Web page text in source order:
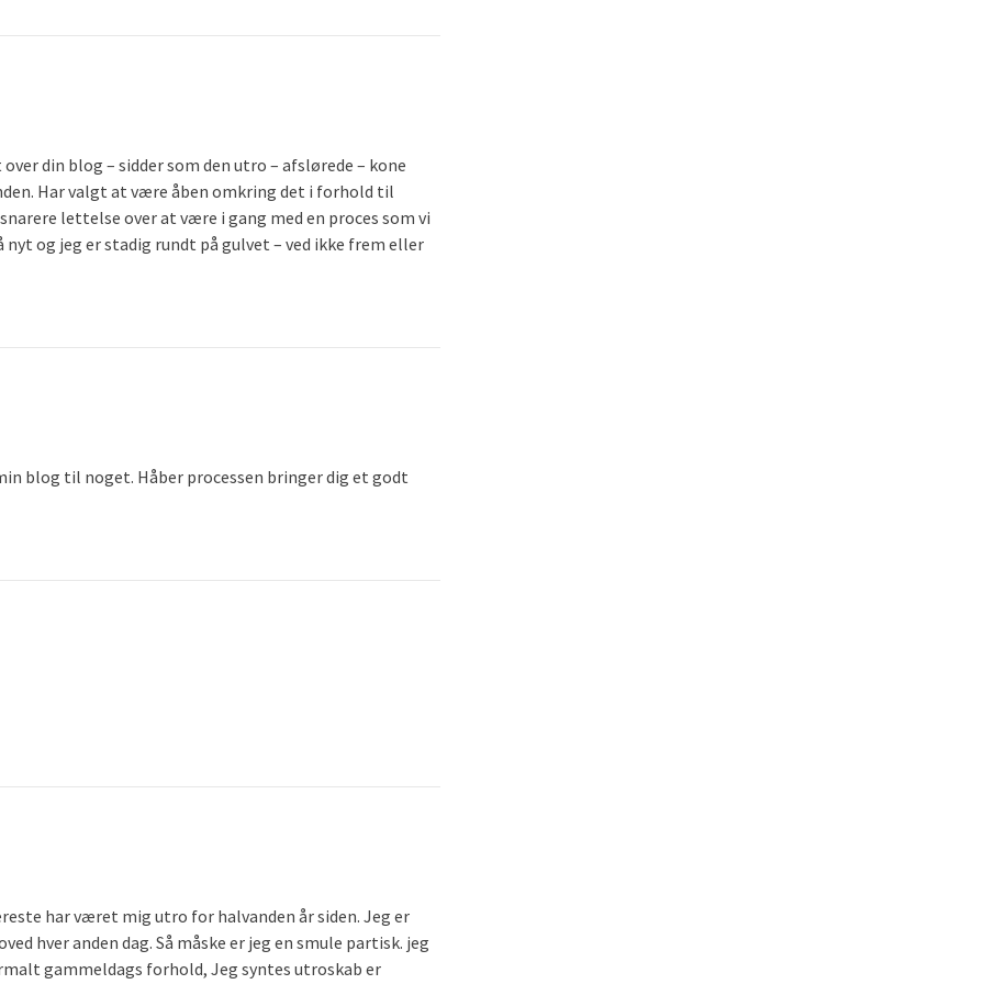
din blog – sidder som den utro – afslørede – kone
Har valgt at være åben omkring det i forhold til
lettelse over at være i gang med en proces som vi
og jeg er stadig rundt på gulvet – ved ikke frem eller
blog til noget. Håber processen bringer dig et godt
har været mig utro for halvanden år siden. Jeg er
hver anden dag. Så måske er jeg en smule partisk. jeg
gammeldags forhold, Jeg syntes utroskab er